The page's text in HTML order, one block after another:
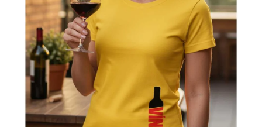
B2B
MÁM SRDCE POMÁHÁM
VÁNOCE
PROVIZNÍ SYSTÉM